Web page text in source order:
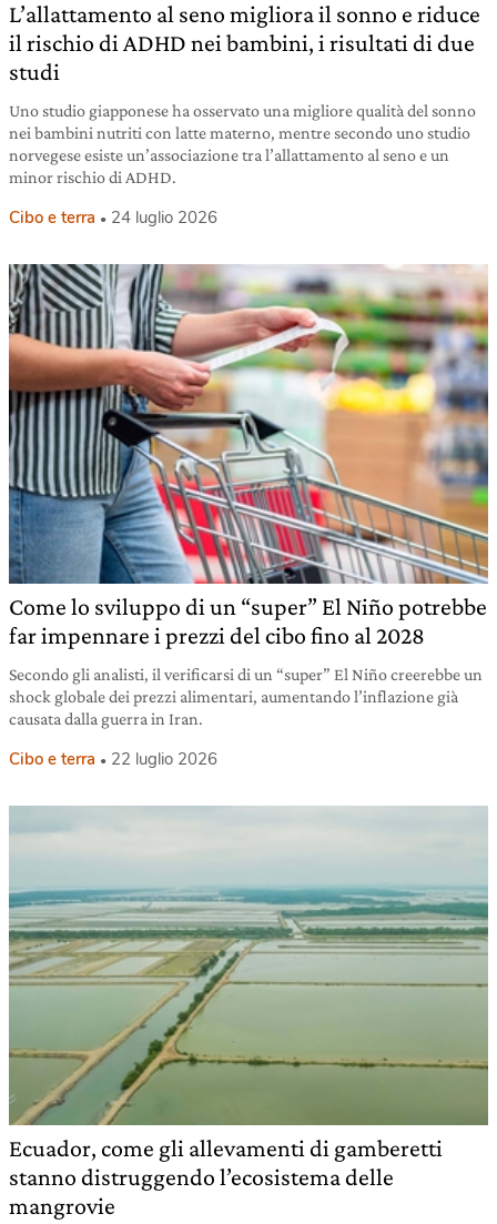
L’allattamento al seno migliora il sonno e riduce
il rischio di ADHD nei bambini, i risultati di due
studi
Uno studio giapponese ha osservato una migliore qualità del sonno
nei bambini nutriti con latte materno, mentre secondo uno studio
norvegese esiste un’associazione tra l’allattamento al seno e un
minor rischio di ADHD.
Cibo e terra 24 luglio 2026
Come lo sviluppo di un “super” El Niño potrebbe
far impennare i prezzi del cibo fino al 2028
Secondo gli analisti, il verificarsi di un “super” El Niño creerebbe un
shock globale dei prezzi alimentari, aumentando l’inflazione già
causata dalla guerra in Iran.
Cibo e terra 22 luglio 2026
Ecuador, come gli allevamenti di gamberetti
stanno distruggendo l’ecosistema delle
mangrovie